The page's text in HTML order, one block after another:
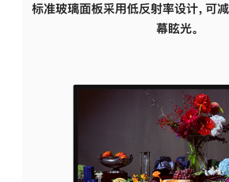
标准玻璃面板采用低反射率设计，可
幕眩光。